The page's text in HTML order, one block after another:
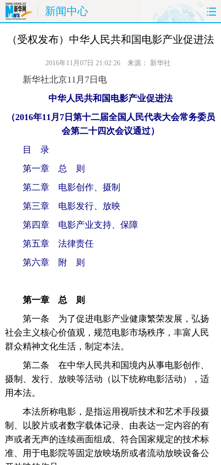
新闻中心
首页 时政 国际 财经
体育 人事
时尚 思客
港澳 台湾 华人 汽车
能源 房产
图片 视频
旅游 健康
金融 公益
富媒体 摄影
新华电视中文
（受权发布）中华人民共和国电影产业促进法
2016年11月07日 21:02:26 来源： 新华社
新华社北京11月7日电
中华人民共和国电影产业促进法
（2016年11月7日第十二届全国人民代表大会常务委员
会第二十四次会议通过）
目 录
第一章 总 则
第二章 电影创作、摄制
第三章 电影发行、放映
第四章 电影产业支持、保障
第五章 法律责任
第六章 附 则
第一章 总 则
第一条 为了促进电影产业健康繁荣发展，弘扬
社会主义核心价值观，规范电影市场秩序，丰富人民
群众精神文化生活，制定本法。
第二条 在中华人民共和国境内从事电影创作、
摄制、发行、放映等活动（以下统称电影活动），适
用本法。
本法所称电影，是指运用视听技术和艺术手段摄
制、以胶片或者数字载体记录、由表达一定内容的有
声或者无声的连续画面组成、符合国家规定的技术标
准、用于电影院等固定放映场所或者流动放映设备公